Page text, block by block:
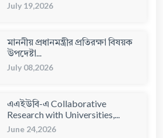
July 19,2026
মাননীয় প্রধানমন্ত্রীর প্রতিরক্ষা বিষয়ক
উপদেষ্টা...
July 08,2026
এএইউবি-এ Collaborative
Research with Universities,...
June 24,2026